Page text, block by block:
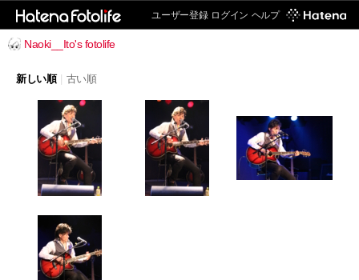
ユーザー登録 ログイン ヘルプ
Naoki__Ito's fotolife
新しい順 古い順